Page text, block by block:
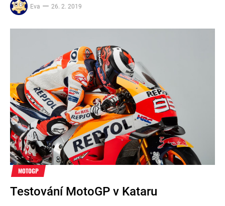
Eva 26. 2. 2019
MOTOGP
Testování MotoGP v Kataru